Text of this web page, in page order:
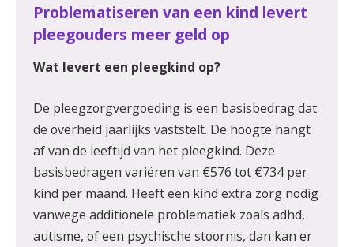
Problematiseren van een kind levert
pleegouders meer geld op
Wat levert een pleegkind op?
De pleegzorgvergoeding is een basisbedrag dat
de overheid jaarlijks vaststelt. De hoogte hangt
af van de leeftijd van het pleegkind. Deze
basisbedragen variëren van €576 tot €734 per
kind per maand. Heeft een kind extra zorg nodig
vanwege additionele problematiek zoals adhd,
autisme, of een psychische stoornis, dan kan er